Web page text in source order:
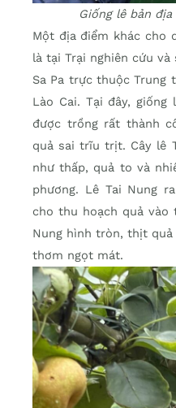
Giống lê bản địa
Một địa điểm khác cho
là tại Trại nghiên cứu
Sa Pa trực thuộc Trung
Lào Cai. Tại đây, giống
được trồng rất thành
quả sai trĩu trịt. Cây lê
như thấp, quả to và
phương. Lê Tai Nung
cho thu hoạch quả vào
Nung hình tròn, thịt
thơm ngọt mát.